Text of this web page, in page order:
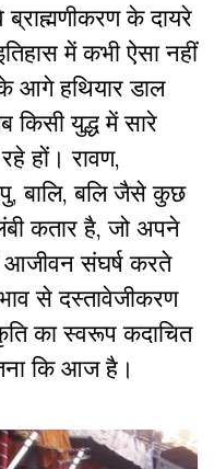
के दायरे
में कभी ऐसा नहीं
आगे हथियार डाल
किसी युद्ध में सारे
हों। रावण,
बालि, बलि जैसे कुछ
कतार है, जो अपने
आजीवन संघर्ष करते
से दस्तावेजीकरण
का स्वरूप कदाचित
कि आज है।